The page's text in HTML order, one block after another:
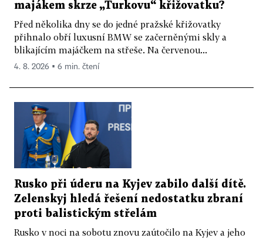
majákem skrze „Turkovu“ křižovatku?
Před několika dny se do jedné pražské křižovatky
přihnalo obří luxusní BMW se začerněnými skly a
blikajícím majáčkem na střeše. Na červenou...
4. 8. 2026 ▪ 6 min. čtení
Rusko při úderu na Kyjev zabilo další dítě.
Zelenskyj hledá řešení nedostatku zbraní
proti balistickým střelám
Rusko v noci na sobotu znovu zaútočilo na Kyjev a jeho